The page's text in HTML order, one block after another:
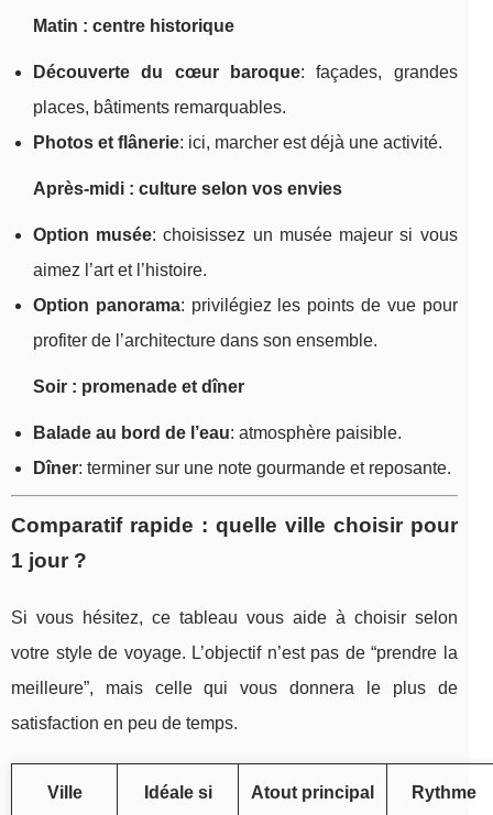
Matin : centre historique
Découverte du cœur baroque: façades, grandes
places, bâtiments remarquables.
Photos et flânerie: ici, marcher est déjà une activité.
Après-midi : culture selon vos envies
Option musée: choisissez un musée majeur si vous
aimez l’art et l’histoire.
Option panorama: privilégiez les points de vue pour
profiter de l’architecture dans son ensemble.
Soir : promenade et dîner
Balade au bord de l’eau: atmosphère paisible.
Dîner: terminer sur une note gourmande et reposante.
Comparatif rapide : quelle ville choisir pour
1 jour ?
Si vous hésitez, ce tableau vous aide à choisir selon
votre style de voyage. L’objectif n’est pas de “prendre la
meilleure”, mais celle qui vous donnera le plus de
satisfaction en peu de temps.
Ville Idéale si Atout principal Rythme